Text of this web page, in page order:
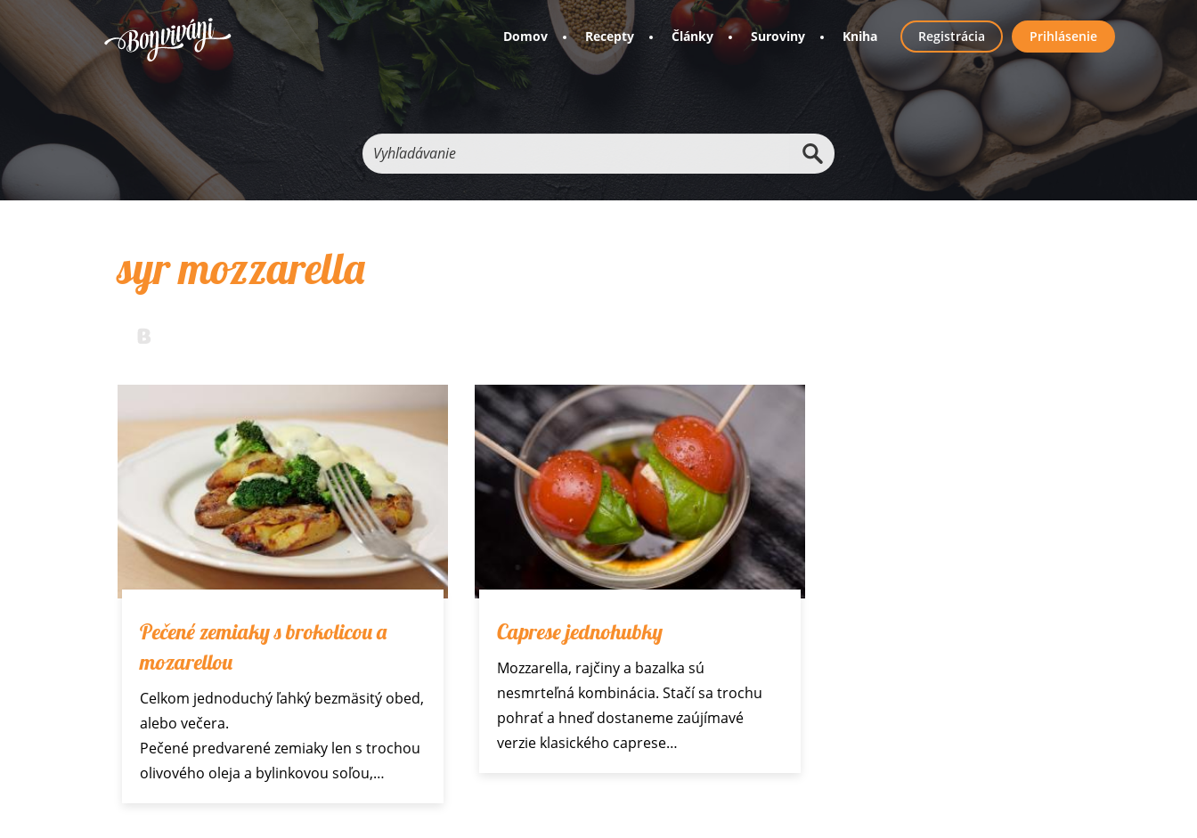
Domov Recepty Články Suroviny Kniha
User
account
menu
Registrácia Prihlásenie
Vyhľadávanie
syr mozzarella
Pečené zemiaky s brokolicou a
mozarellou
Celkom jednoduchý ľahký bezmäsitý obed,
alebo večera.
Pečené predvarené zemiaky len s trochou
olivového oleja a bylinkovou soľou,…
Caprese jednohubky
Mozzarella, rajčiny a bazalka sú
nesmrteľná kombinácia. Stačí sa trochu
pohrať a hneď dostaneme zaújímavé
verzie klasického caprese…